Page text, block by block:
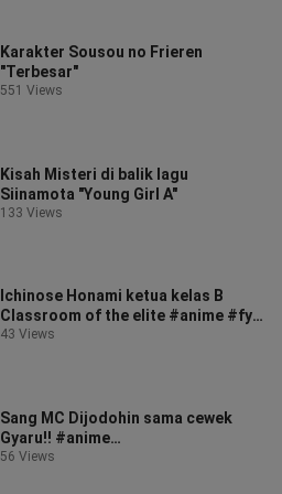
Karakter Sousou no Frieren
"Terbesar"
551 Views
Kisah Misteri di balik lagu
Siinamota "Young Girl A"
133 Views
Ichinose Honami ketua kelas B
Classroom of the elite #anime #fyp
#classroomoftheelite
43 Views
Sang MC Dijodohin sama cewek
Gyaru!! #anime
#fuufuijoukoibitomiman #fyp
56 Views